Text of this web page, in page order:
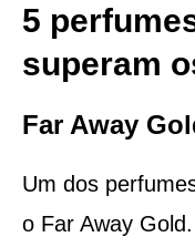
5
superam
Far Away
Um dos
o Far Away